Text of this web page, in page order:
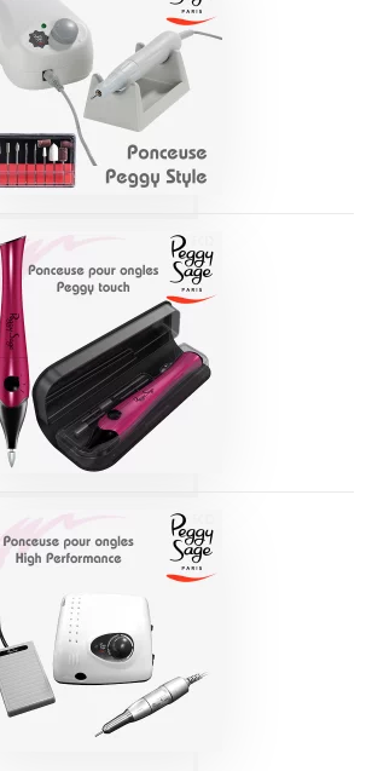
PONCEUSE POUR
ONGLES | PEGGY
STYLE
Produits
PONCEUSE
PEGGY TOUCH’ -
PEGGY SAGE
Produits
PONCEUSE POUR
ONGLES HI-
PERFORMANCE
Produits